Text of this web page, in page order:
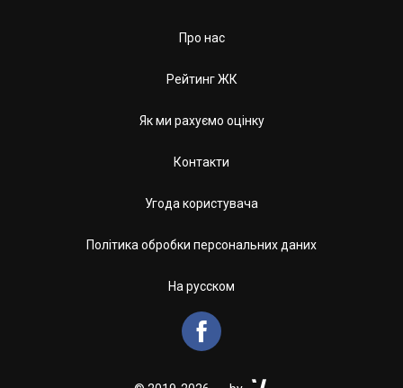
Про нас
Рейтинг ЖК
Як ми рахуємо оцінку
Контакти
Угода користувача
Політика обробки персональних даних
На русском
